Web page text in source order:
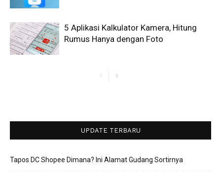
5 Aplikasi Kalkulator Kamera, Hitung
Rumus Hanya dengan Foto
UPDATE TERBARU
Tapos DC Shopee Dimana? Ini Alamat Gudang Sortirnya